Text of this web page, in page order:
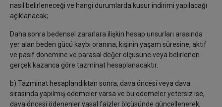
nasıl belirleneceği ve hangi durumlarda kusur indirimi yapılacağı
açıklanacak;
Daha sonra bedensel zararlara ilişkin hesap unsurları arasında
yer alan beden gücü kaybı oranına, kişinin yaşam süresine, aktif
ve pasif dönemine ve parasal değer ölçüsüne veya belirlenen
gerçek kazanca göre tazminat hesaplanacaktır.
b) Tazminat hesaplandıktan sonra, dava öncesi veya dava
sırasında yapılmış ödemeler varsa ve bu ödemeler yetersiz ise,
dava öncesi ödenenler yasal faizler ölçüsünde güncellenerek,